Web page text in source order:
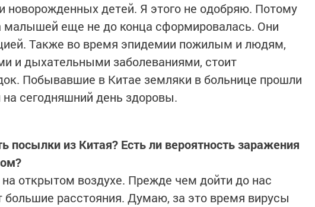
новорожденных детей. Я этого не одобряю. Потому
малышей еще не до конца сформировалась. Они
Также во время эпидемии пожилым и людям,
и дыхательными заболеваниями, стоит
Побывавшие в Китае земляки в больнице прошли
сегодняшний день здоровы.
посылки из Китая? Есть ли вероятность заражения
открытом воздухе. Прежде чем дойти до нас
большие расстояния. Думаю, за это время вирусы